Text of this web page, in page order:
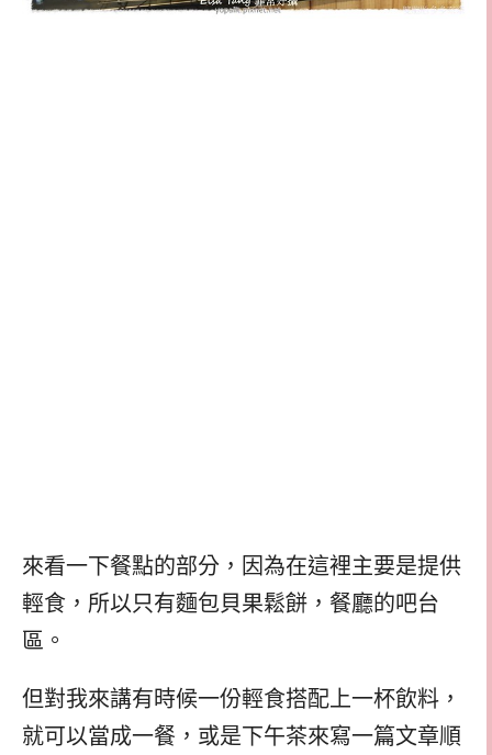
來看一下餐點的部分，因為在這裡主要是提供
輕食，所以只有麵包貝果鬆餅，餐廳的吧台
區。
但對我來講有時候一份輕食搭配上一杯飲料，
就可以當成一餐，或是下午茶來寫一篇文章順